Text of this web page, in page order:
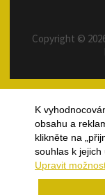
Copyright ©
K
obsahu a
klikněte na
souhlas k jejich
Upravit